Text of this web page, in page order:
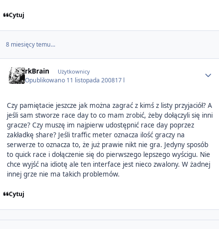
Cytuj
8 miesięcy temu...
rkBrain Użytkownicy
Opublikowano 11 listopada 200817 l
Czy pamiętacie jeszcze jak można zagrać z kimś z listy przyjaciół? A
jeśli sam stworze race day to co mam zrobić, żeby dołączyli się inni
gracze? Czy muszę im najpierw udostępnić race day poprzez
zakładkę share? Jeśli traffic meter oznacza ilość graczy na
serwerze to oznacza to, że już prawie nikt nie gra. Jedyny sposób
to quick race i dołączenie się do pierwszego lepszego wyścigu. Nie
chce wyjść na idiotę ale ten interface jest nieco zwalony. W żadnej
innej grze nie ma takich problemów.
Cytuj